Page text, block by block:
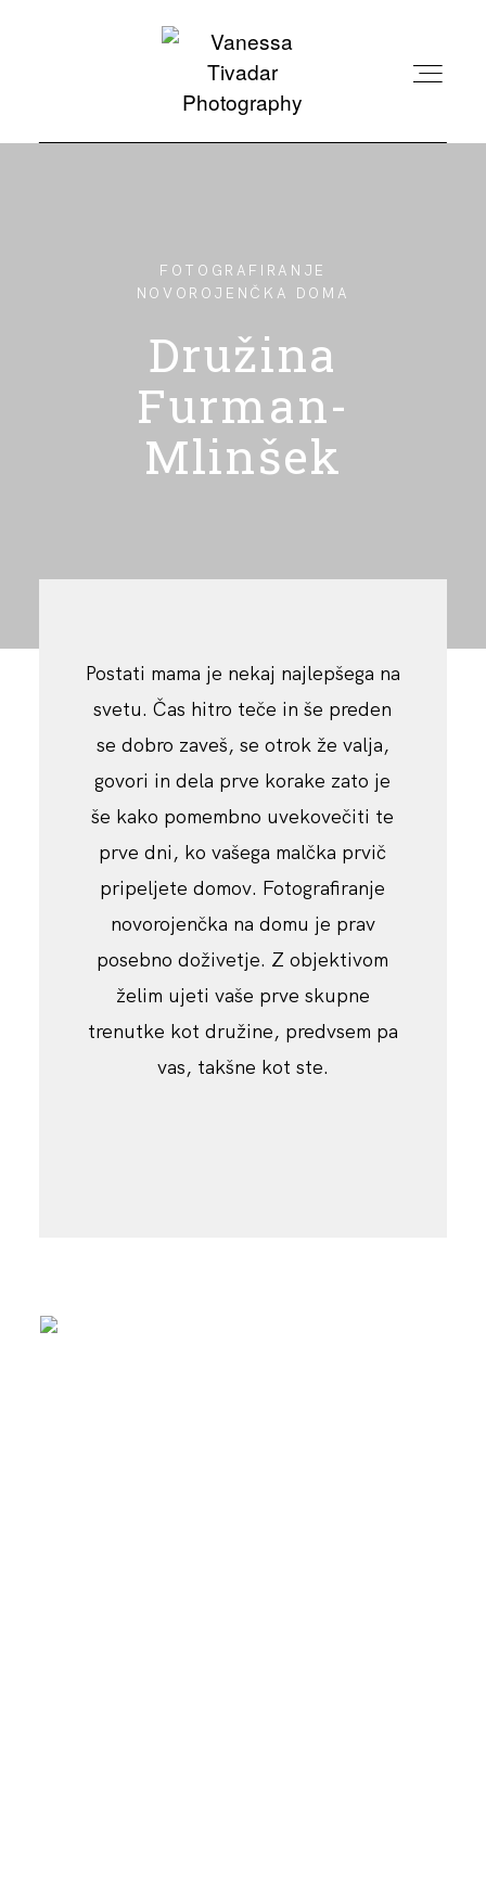
POROKE
DRUŽINE
BLOG
O MENI
FOTOGRAFIRANJE
NOVOROJENČKA DOMA
Družina
Furman-
Mlinšek
Postati mama je nekaj najlepšega na
svetu. Čas hitro teče in še preden
se dobro zaveš, se otrok že valja,
govori in dela prve korake zato je
še kako pomembno uvekovečiti te
prve dni, ko vašega malčka prvič
pripeljete domov. Fotografiranje
novorojenčka na domu je prav
posebno doživetje. Z objektivom
želim ujeti vaše prve skupne
trenutke kot družine, predvsem pa
vas, takšne kot ste.